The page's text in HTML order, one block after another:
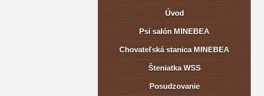
Úvod
Psí salón MINEBEA
Chovateľská stanica MINEBEA
Šteniatka WSS
Posudzovanie